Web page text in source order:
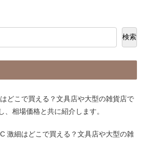
検索
どこで買える？文具店や大型の雑貨店で
、相場価格と共に紹介します。
激細はどこで買える？文具店や大型の雑